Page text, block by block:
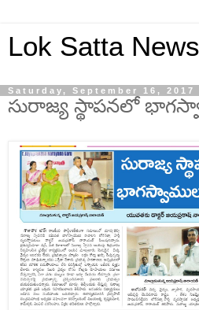
Lok Satta News
Saturday, September 16, 2017
సురాజ్య స్థాపనలో